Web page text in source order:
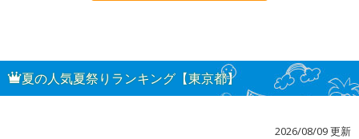
夏の人気夏祭りランキング【東京都】
2026/08/09 更新